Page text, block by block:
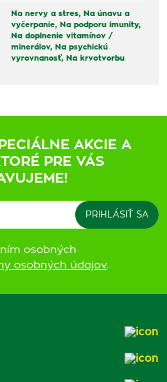
Na nervy a stres, Na únavu a
vyčerpanie, Na podporu imunity,
Na doplnenie vitamínov /
minerálov, Na psychickú
vyrovnanosť, Na krvotvorbu
AKCIE A
PRE VÁS
osobných
osobných údajov.